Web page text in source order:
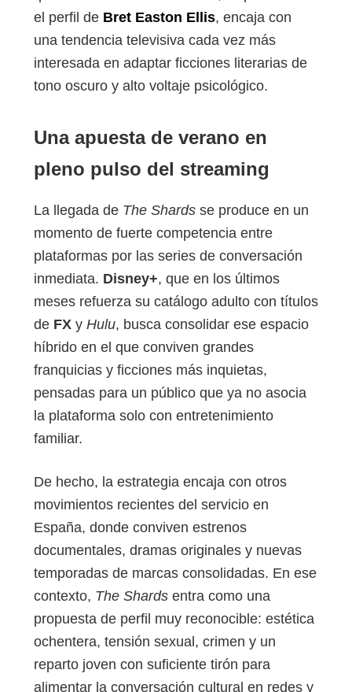
el perfil de Bret Easton Ellis, encaja con
una tendencia televisiva cada vez más
interesada en adaptar ficciones literarias de
tono oscuro y alto voltaje psicológico.
Una apuesta de verano en
pleno pulso del streaming
La llegada de The Shards se produce en un
momento de fuerte competencia entre
plataformas por las series de conversación
inmediata. Disney+, que en los últimos
meses refuerza su catálogo adulto con títulos
de FX y Hulu, busca consolidar ese espacio
híbrido en el que conviven grandes
franquicias y ficciones más inquietas,
pensadas para un público que ya no asocia
la plataforma solo con entretenimiento
familiar.
De hecho, la estrategia encaja con otros
movimientos recientes del servicio en
España, donde conviven estrenos
documentales, dramas originales y nuevas
temporadas de marcas consolidadas. En ese
contexto, The Shards entra como una
propuesta de perfil muy reconocible: estética
ochentera, tensión sexual, crimen y un
reparto joven con suficiente tirón para
alimentar la conversación cultural en redes y